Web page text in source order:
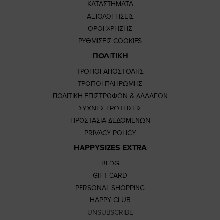
ΚΑΤΑΣΤΗΜΑΤΑ
ΑΞΙΟΛΟΓΗΣΕΙΣ
ΟΡΟΙ ΧΡΗΣΗΣ
ΡΥΘΜΙΣΕΙΣ COOKIES
ΠΟΛΙΤΙΚΗ
ΤΡΟΠΟΙ ΑΠΟΣΤΟΛΗΣ
ΤΡΟΠΟΙ ΠΛΗΡΩΜΗΣ
ΠΟΛΙΤΙΚΗ ΕΠΙΣΤΡΟΦΩΝ & ΑΛΛΑΓΩΝ
ΣΥΧΝΕΣ ΕΡΩΤΗΣΕΙΣ
ΠΡΟΣΤΑΣΙΑ ΔΕΔΟΜΕΝΩΝ
PRIVACY POLICY
HAPPYSIZES EXTRA
BLOG
GIFT CARD
PERSONAL SHOPPING
HAPPY CLUB
UNSUBSCRIBE